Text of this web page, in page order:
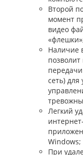
Второй
момент
видео
Наличие
сеть)
Легкий
Windows;
При